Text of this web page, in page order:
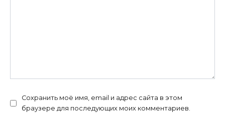
Сохранить моё имя, email и адрес сайта в этом
браузере для последующих моих комментариев.